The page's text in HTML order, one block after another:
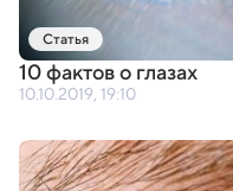
Статья
10 фактов о глазах
10.10.2019, 19:10